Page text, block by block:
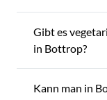
Gibt es
in Bottrop?
Kann man in